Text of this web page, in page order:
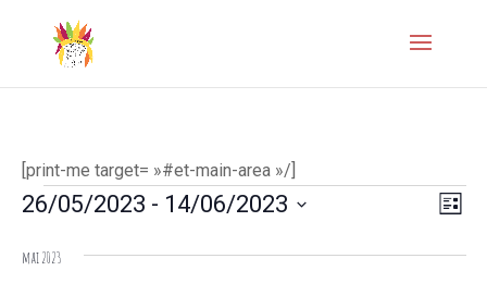
[print-me target= »#et-main-area »/]
Évènements
vues
Liste
26/05/2023 - 14/06/2023
une
mai 2023